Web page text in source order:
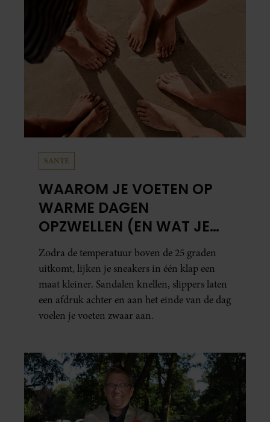
SANTE
WAAROM JE VOETEN OP
WARME DAGEN
OPZWELLEN (EN WAT JE
ERAAN KUNT DOEN)
Zodra de temperatuur boven de 25 graden
uitkomt, lijken je sneakers in één klap een
maat kleiner. Sandalen knellen, slippers laten
een afdruk achter en aan het einde van de dag
voelen je voeten zwaar aan.